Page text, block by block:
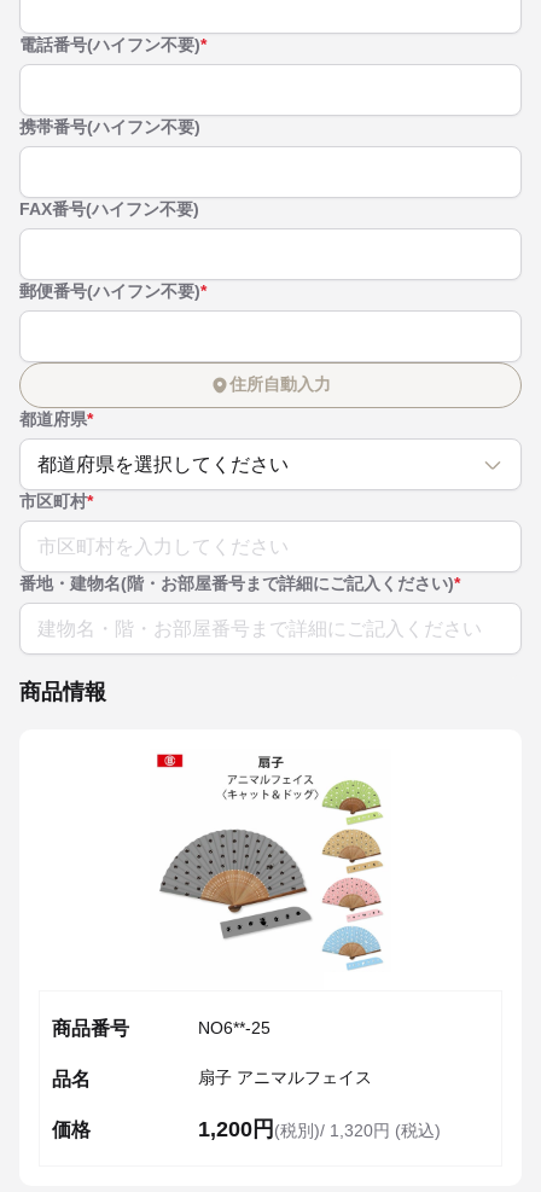
電話番号(ハイフン不要)*
携帯番号(ハイフン不要)
FAX番号(ハイフン不要)
郵便番号(ハイフン不要)*
住所自動入力
都道府県*
都道府県を選択してください
市区町村*
番地・建物名(階・お部屋番号まで詳細にご記入ください)*
商品情報
商品番号 NO6**-25
品名 扇子 アニマルフェイス
価格 1,200円 (税別)/ 1,320円 (税込)